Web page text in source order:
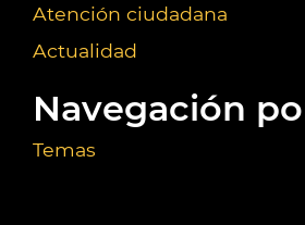
Atención ciudadana
Actualidad
Navegación
Temas